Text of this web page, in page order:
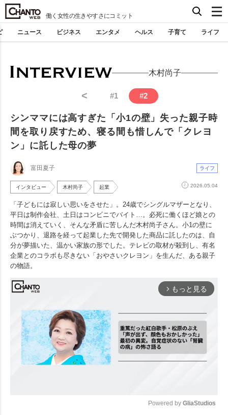
働く女性の生きやすさにコミット
ニュース ビジネス エンタメ ヘルス 子育て ライフ
木村尚子
< #1 #2
シンママには高すぎた「小1の壁」失った親子時
間を取り戻すため、寝る間も惜しんで「クレヨ
ン」に託した母の夢
富田夏子 ライフ
インタビュー 木村尚子 起業 2026.05.04
「子どもには寂しい思いをさせた」。24歳でシングルマザーとなり、
平日は制作会社、土日はコンビニでバイト…。必死に働くほど娘との
時間は消えていく、そんな矛盾に苦しんだ木村尚子さん。小1の壁に
ぶつかり、退路を経って起業した先で開発した商品に託したのは、自
分が夢描いた、温かい家族の形でした。テレビの取材が殺到し、有名
企業とのコラボも尽きない「おやさいクレヨン」を生んだ、ある親子
の物語。
arrow_forward_ios もっと見る
Powered by GliaStudios